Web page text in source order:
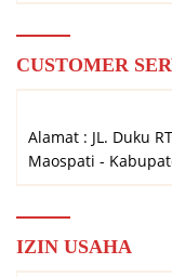
CUSTOMER
Alamat : JL. Duku
Maospati -
IZIN USAHA